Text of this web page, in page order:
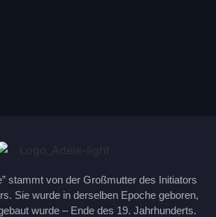
stammt von der Großmutter des Initiators
Sie wurde in derselben Epoche geboren,
wurde – Ende des 19. Jahrhunderts.